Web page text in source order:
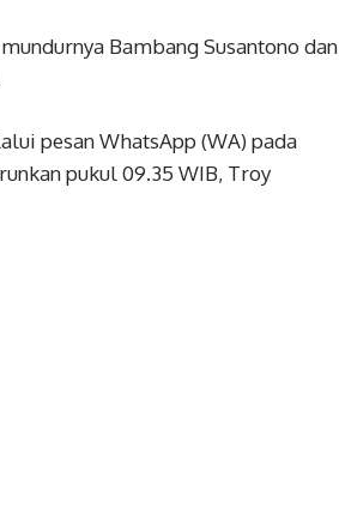
Bambang Susantono dan
pesan WhatsApp (WA) pada
pukul 09.35 WIB, Troy